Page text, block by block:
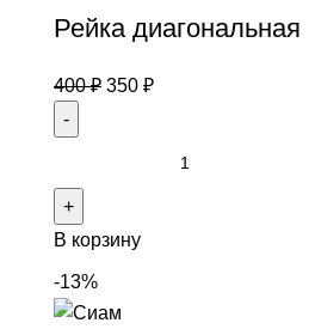
Рейка диагональная
400₽ 350 ₽
В корзину
-13%